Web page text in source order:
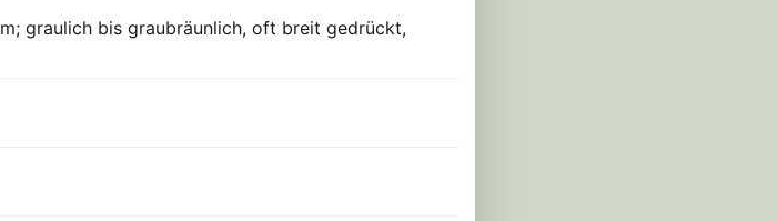
graulich bis graubräunlich, oft breit gedrückt,